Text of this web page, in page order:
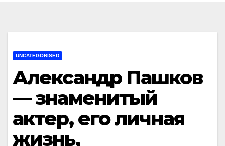
UNCATEGORISED
Александр Пашков
— знаменитый
актер, его личная
жизнь,